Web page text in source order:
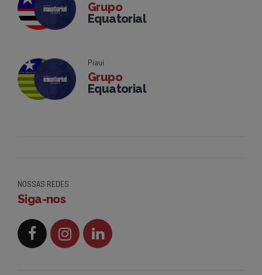
Grupo
Equatorial
Piauí
Grupo
Equatorial
NOSSAS REDES
Siga-nos